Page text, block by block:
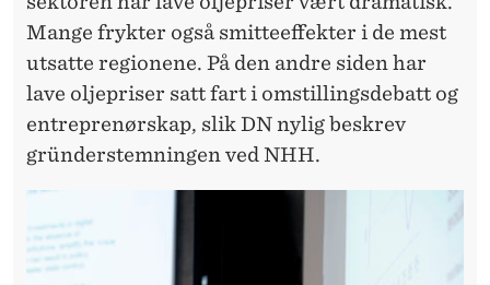
Mange frykter også smitteeffekter i de mest
utsatte regionene. På den andre siden har
lave oljepriser satt fart i omstillingsdebatt og
entreprenørskap, slik DN nylig beskrev
gründerstemningen ved NHH.